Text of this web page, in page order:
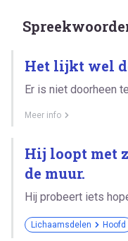
Het lijkt wel
Er is niet doorheen
Meer info
Hij loopt met
de muur.
Hij probeert iets
Lichaamsdelen Hoofd